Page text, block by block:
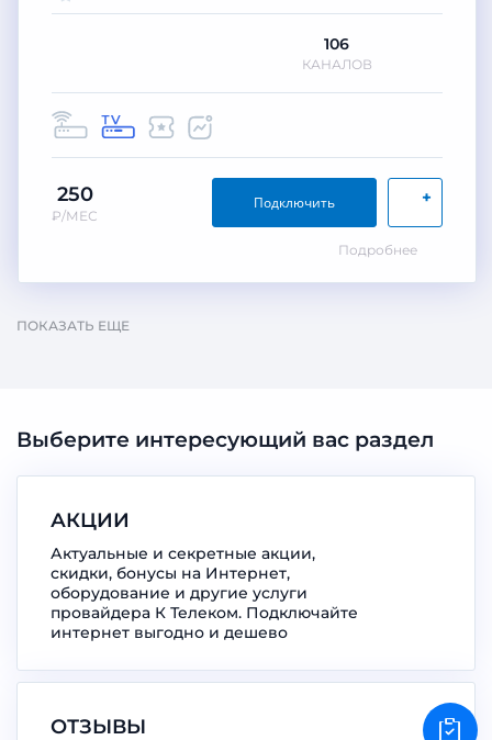
106
КАНАЛОВ
250
₽/МЕС
+
Подключить
Подробнее
ПОКАЗАТЬ ЕЩЕ
Выберите интересующий вас раздел
АКЦИИ
Актуальные и секретные акции,
скидки, бонусы на Интернет,
оборудование и другие услуги
провайдера К Телеком. Подключайте
интернет выгодно и дешево
ОТЗЫВЫ